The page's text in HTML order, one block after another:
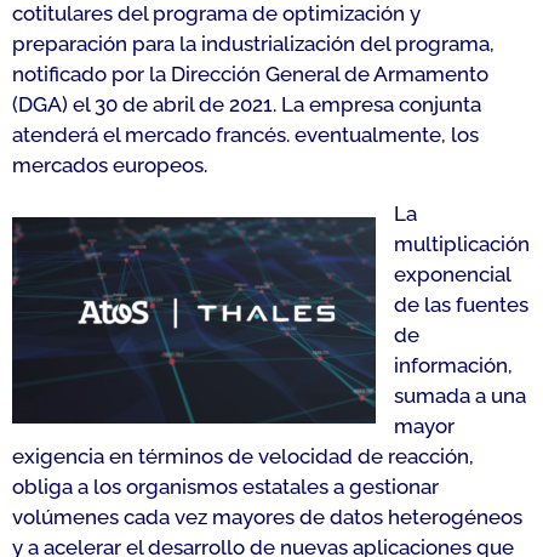
cotitulares del programa de optimización y
preparación para la industrialización del programa,
notificado por la Dirección General de Armamento
(DGA) el 30 de abril de 2021. La empresa conjunta
atenderá el mercado francés. eventualmente, los
mercados europeos.
La
multiplicación
exponencial
de las fuentes
de
información,
sumada a una
mayor
exigencia en términos de velocidad de reacción,
obliga a los organismos estatales a gestionar
volúmenes cada vez mayores de datos heterogéneos
y a acelerar el desarrollo de nuevas aplicaciones que